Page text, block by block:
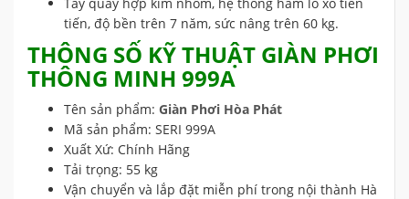
tiến, độ bền trên 7 năm, sức nâng trên 60 kg.
THÔNG SỐ KỸ THUẬT GIÀN PHƠI
THÔNG MINH 999A
Tên sản phẩm: Giàn Phơi Hòa Phát
Mã sản phẩm: SERI 999A
Xuất Xứ: Chính Hãng
Tải trọng: 55 kg
Vận chuyển và lắp đặt miễn phí trong nội thành Hà